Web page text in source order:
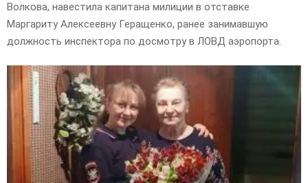
Волкова, навестила капитана милиции в отставке
Маргариту Алексеевну Геращенко, ранее занимавшую
должность инспектора по досмотру в ЛОВД аэропорта.